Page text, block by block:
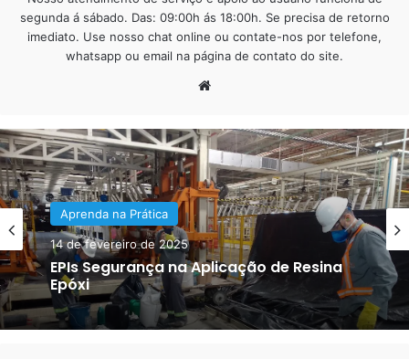
finalidades
Com a resina liquida transparente podemos fazer diversos
instalamos um adesivo no piso e sobre ele aplicamos a
resina liquida transparente. Nesse caso chamamos esse
serviço de porcelanato liquido 3D. Través dele podemos
abusar das imagens, sendo elas de fundo do mar, peixes
diversos, praia, natureza, animais, flores, tipos de
mármores, personagens, galáxias e outros.
segunda á sábado. Das: 09:00h ás 18:00h. Se precisa de retorno
imediato. Use nosso chat online ou contate-nos por telefone,
whatsapp ou email na página de contato do site.
Aprenda na Prática
14 de fevereiro de 2025
Artesanato Resina Epóxi
16 de junho de 2021
Quanto Custa e Onde Comprar Resina
Epóxi